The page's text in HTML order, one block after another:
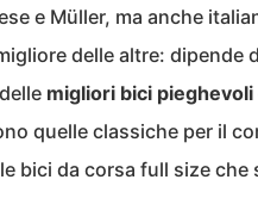
e Müller, ma anche
delle altre:
migliori bici pieghevoli
quelle classiche per il
bici da corsa full size